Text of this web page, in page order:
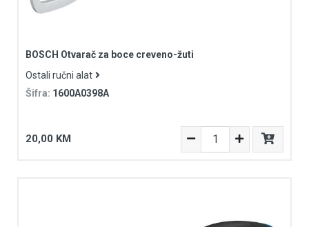
BOSCH Otvarač za boce creveno-žuti
Ostali ručni alat
Šifra: 1600A0398A
20,00 KM